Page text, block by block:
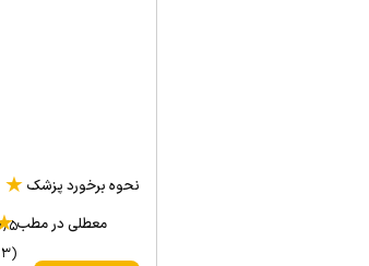
(۱۳ رای)
نحوه برخورد پزشک ★
معطلی در مطب